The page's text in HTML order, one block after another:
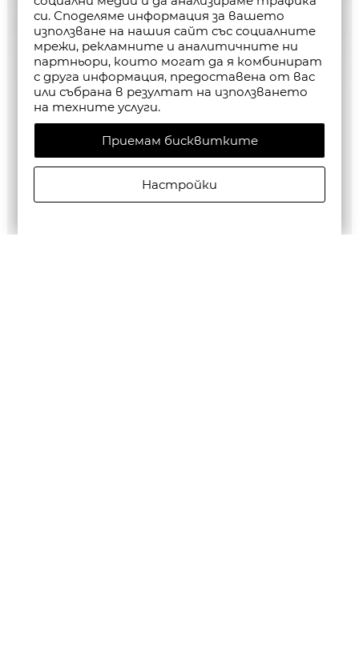
си. Споделяме информация за вашето
използване на нашия сайт със социалните
мрежи, рекламните и аналитичните ни
партньори, които могат да я комбинират
с друга информация, предоставена от вас
или събрана в резултат на използването
на техните услуги.
Приемам бисквитките
Настройки